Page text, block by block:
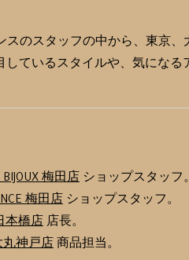
のスタッフの中から、東京
ているスタイルや、気になる
BIJOUX 梅田店 ショップスタッフ。
梅田店 ショップスタッフ。
本橋店 店長。
丸神戸店 商品担当。